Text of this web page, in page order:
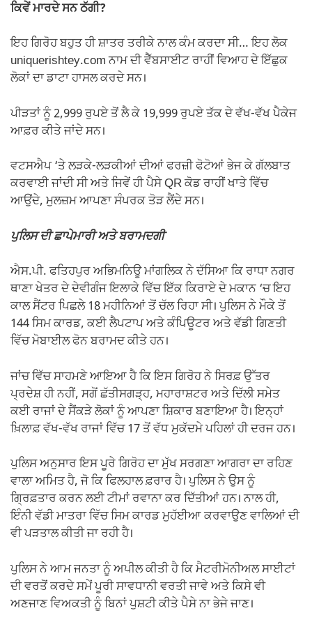
ਕਿਵੇਂ ਮਾਰਦੇ ਸਨ ਠੱਗੀ?
ਇਹ ਗਿਰੋਹ ਬਹੁਤ ਹੀ ਸ਼ਾਤਰ ਤਰੀਕੇ ਨਾਲ ਕੰਮ ਕਰਦਾ ਸੀ… ਇਹ ਲੋਕ
uniquerishtey.com ਨਾਮ ਦੀ ਵੈੱਬਸਾਈਟ ਰਾਹੀਂ ਵਿਆਹ ਦੇ ਇੱਛੁਕ
ਲੋਕਾਂ ਦਾ ਡਾਟਾ ਹਾਸਲ ਕਰਦੇ ਸਨ।
ਪੀੜਤਾਂ ਨੂੰ 2,999 ਰੁਪਏ ਤੋਂ ਲੈ ਕੇ 19,999 ਰੁਪਏ ਤੱਕ ਦੇ ਵੱਖ-ਵੱਖ ਪੈਕੇਜ
ਆਫ਼ਰ ਕੀਤੇ ਜਾਂਦੇ ਸਨ।
ਵਟਸਐਪ ‘ਤੇ ਲੜਕੇ-ਲੜਕੀਆਂ ਦੀਆਂ ਫਰਜ਼ੀ ਫੋਟੋਆਂ ਭੇਜ ਕੇ ਗੱਲਬਾਤ
ਕਰਵਾਈ ਜਾਂਦੀ ਸੀ ਅਤੇ ਜਿਵੇਂ ਹੀ ਪੈਸੇ QR ਕੋਡ ਰਾਹੀਂ ਖਾਤੇ ਵਿੱਚ
ਆਉਂਦੇ, ਮੁਲਜ਼ਮ ਆਪਣਾ ਸੰਪਰਕ ਤੋੜ ਲੈਂਦੇ ਸਨ।
ਪੁਲਿਸ ਦੀ ਛਾਪੇਮਾਰੀ ਅਤੇ ਬਰਾਮਦਗੀ
ਐਸ.ਪੀ. ਫਤਿਹਪੁਰ ਅਭਿਮਨਿਊ ਮਾਂਗਲਿਕ ਨੇ ਦੱਸਿਆ ਕਿ ਰਾਧਾ ਨਗਰ
ਥਾਣਾ ਖੇਤਰ ਦੇ ਦੇਵੀਗੰਜ ਇਲਾਕੇ ਵਿੱਚ ਇੱਕ ਕਿਰਾਏ ਦੇ ਮਕਾਨ ‘ਚ ਇਹ
ਕਾਲ ਸੈਂਟਰ ਪਿਛਲੇ 18 ਮਹੀਨਿਆਂ ਤੋਂ ਚੱਲ ਰਿਹਾ ਸੀ। ਪੁਲਿਸ ਨੇ ਮੌਕੇ ਤੋਂ
144 ਸਿਮ ਕਾਰਡ, ਕਈ ਲੈਪਟਾਪ ਅਤੇ ਕੰਪਿਊਟਰ ਅਤੇ ਵੱਡੀ ਗਿਣਤੀ
ਵਿੱਚ ਮੋਬਾਈਲ ਫੋਨ ਬਰਾਮਦ ਕੀਤੇ ਹਨ।
ਜਾਂਚ ਵਿੱਚ ਸਾਹਮਣੇ ਆਇਆ ਹੈ ਕਿ ਇਸ ਗਿਰੋਹ ਨੇ ਸਿਰਫ਼ ਉੱਤਰ
ਪ੍ਰਦੇਸ਼ ਹੀ ਨਹੀਂ, ਸਗੋਂ ਛੱਤੀਸਗੜ੍ਹ, ਮਹਾਰਾਸ਼ਟਰ ਅਤੇ ਦਿੱਲੀ ਸਮੇਤ
ਕਈ ਰਾਜਾਂ ਦੇ ਸੈਂਕੜੇ ਲੋਕਾਂ ਨੂੰ ਆਪਣਾ ਸ਼ਿਕਾਰ ਬਣਾਇਆ ਹੈ। ਇਨ੍ਹਾਂ
ਖ਼ਿਲਾਫ਼ ਵੱਖ-ਵੱਖ ਰਾਜਾਂ ਵਿੱਚ 17 ਤੋਂ ਵੱਧ ਮੁਕੱਦਮੇ ਪਹਿਲਾਂ ਹੀ ਦਰਜ ਹਨ।
ਪੁਲਿਸ ਅਨੁਸਾਰ ਇਸ ਪੂਰੇ ਗਿਰੋਹ ਦਾ ਮੁੱਖ ਸਰਗਣਾ ਆਗਰਾ ਦਾ ਰਹਿਣ
ਵਾਲਾ ਅਮਿਤ ਹੈ, ਜੋ ਕਿ ਫਿਲਹਾਲ ਫ਼ਰਾਰ ਹੈ। ਪੁਲਿਸ ਨੇ ਉਸ ਨੂੰ
ਗ੍ਰਿਫ਼ਤਾਰ ਕਰਨ ਲਈ ਟੀਮਾਂ ਰਵਾਨਾ ਕਰ ਦਿੱਤੀਆਂ ਹਨ। ਨਾਲ ਹੀ,
ਇੰਨੀ ਵੱਡੀ ਮਾਤਰਾ ਵਿੱਚ ਸਿਮ ਕਾਰਡ ਮੁਹੱਈਆ ਕਰਵਾਉਣ ਵਾਲਿਆਂ ਦੀ
ਵੀ ਪੜਤਾਲ ਕੀਤੀ ਜਾ ਰਹੀ ਹੈ।
ਪੁਲਿਸ ਨੇ ਆਮ ਜਨਤਾ ਨੂੰ ਅਪੀਲ ਕੀਤੀ ਹੈ ਕਿ ਮੈਟਰੀਮੋਨੀਅਲ ਸਾਈਟਾਂ
ਦੀ ਵਰਤੋਂ ਕਰਦੇ ਸਮੇਂ ਪੂਰੀ ਸਾਵਧਾਨੀ ਵਰਤੀ ਜਾਵੇ ਅਤੇ ਕਿਸੇ ਵੀ
ਅਣਜਾਣ ਵਿਅਕਤੀ ਨੂੰ ਬਿਨਾਂ ਪੁਸ਼ਟੀ ਕੀਤੇ ਪੈਸੇ ਨਾ ਭੇਜੇ ਜਾਣ।